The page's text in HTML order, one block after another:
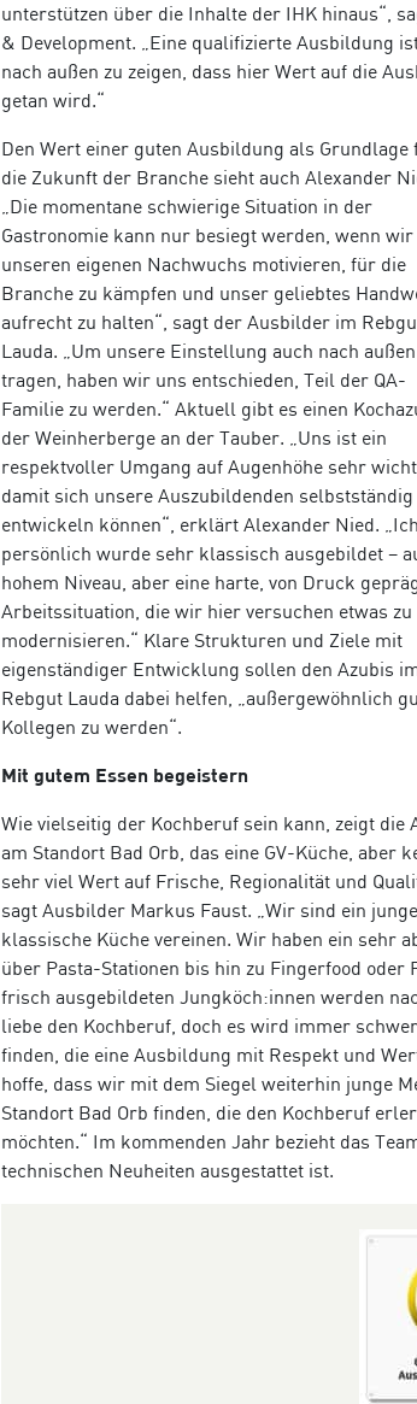
unterstützen über die Inhalte der IHK hinaus“,
& Development. „Eine qualifizierte Ausbildung
nach außen zu zeigen, dass hier Wert auf die
getan wird.“
Den Wert einer guten Ausbildung als Grundlage
die Zukunft der Branche sieht auch Alexander
„Die momentane schwierige Situation in der
Gastronomie kann nur besiegt werden, wenn wir
unseren eigenen Nachwuchs motivieren, für die
Branche zu kämpfen und unser geliebtes
aufrecht zu halten“, sagt der Ausbilder im
Lauda. „Um unsere Einstellung auch nach
tragen, haben wir uns entschieden, Teil der QA-
Familie zu werden.“ Aktuell gibt es einen
der Weinherberge an der Tauber. „Uns ist ein
respektvoller Umgang auf Augenhöhe sehr
damit sich unsere Auszubildenden selbstständig
entwickeln können“, erklärt Alexander Nied. „Ich
persönlich wurde sehr klassisch ausgebildet –
hohem Niveau, aber eine harte, von Druck
Arbeitssituation, die wir hier versuchen etwas zu
modernisieren.“ Klare Strukturen und Ziele mit
eigenständiger Entwicklung sollen den Azubis
Rebgut Lauda dabei helfen, „außergewöhnlich
Kollegen zu werden“.
Mit gutem Essen begeistern
Wie vielseitig der Kochberuf sein kann, zeigt die
am Standort Bad Orb, das eine GV-Küche, aber
sehr viel Wert auf Frische, Regionalität und
sagt Ausbilder Markus Faust. „Wir sind ein
klassische Küche vereinen. Wir haben ein sehr
über Pasta-Stationen bis hin zu Fingerfood
frisch ausgebildeten Jungköch:innen werden
liebe den Kochberuf, doch es wird immer
finden, die eine Ausbildung mit Respekt und
hoffe, dass wir mit dem Siegel weiterhin junge
Standort Bad Orb finden, die den Kochberuf
möchten.“ Im kommenden Jahr bezieht das
technischen Neuheiten ausgestattet ist.